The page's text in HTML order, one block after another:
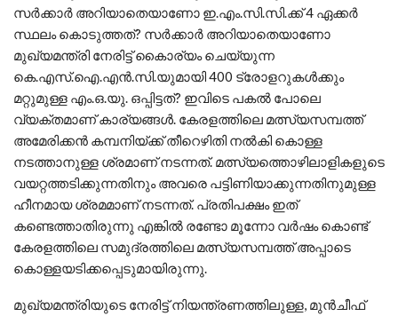
സര്‍ക്കാര്‍ അറിയാതെയാണോ ഇ.എം.സി.സി.ക്ക് 4 ഏക്കര്‍
സ്ഥലം കൊടുത്തത്? സര്‍ക്കാര്‍ അറിയാതെയാണോ
മുഖ്യമന്ത്രി നേരിട്ട് കൈാര്യം ചെയ്യുന്ന
കെ.എസ്.ഐ.എന്‍.സി.യുമായി 400 ട്രോളറുകള്‍ക്കും
മറ്റുമുള്ള എം.ഒ.യു. ഒപ്പിട്ടത്? ഇവിടെ പകല്‍ പോലെ
വ്യക്തമാണ് കാര്യങ്ങള്‍. കേരളത്തിലെ മത്സ്യസമ്പത്ത്
അമേരിക്കന്‍ കമ്പനിയ്ക്ക് തീറെഴിതി നല്‍കി കൊള്ള
നടത്താനുള്ള ശ്രമാണ് നടന്നത്. മത്സ്യത്തൊഴിലാളികളുടെ
വയറ്റത്തടിക്കുന്നതിനും അവരെ പട്ടിണിയാക്കുന്നതിനുമുള്ള
ഹീനമായ ശ്രമമാണ് നടന്നത്. പ്രതിപക്ഷം ഇത്
കണ്ടെത്താതിരുന്നു എങ്കില്‍ രണ്ടോ മൂന്നോ വര്‍ഷം കൊണ്ട്
കേരളത്തിലെ സമുദ്രത്തിലെ മത്സ്യസമ്പത്ത് അപ്പാടെ
കൊള്ളയടിക്കപ്പെടുമായിരുന്നു.
മുഖ്യമന്ത്രിയുടെ നേരിട്ട് നിയന്ത്രണത്തിലുള്ള, മുന്‍ചീഫ്